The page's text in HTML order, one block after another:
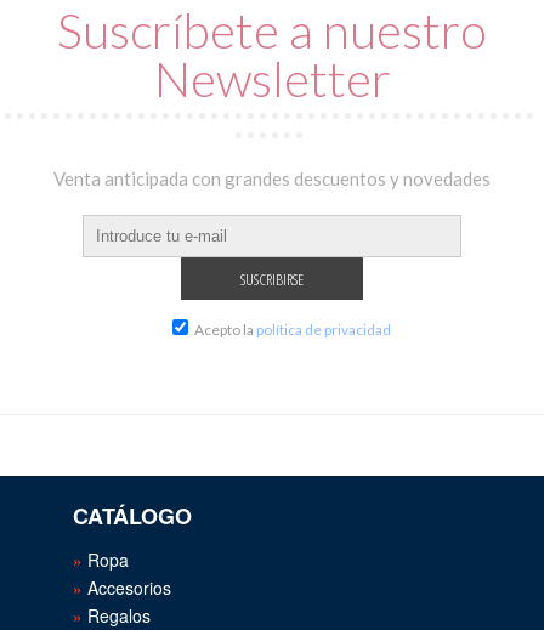
Suscríbete a nuestro
Newsletter
Venta anticipada con grandes descuentos y novedades
Acepto la política de privacidad
CATÁLOGO
Ropa
Accesorios
Regalos